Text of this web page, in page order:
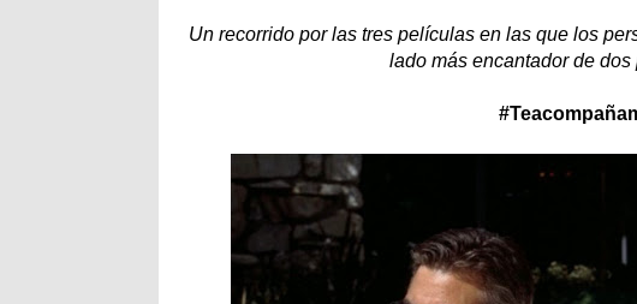
Un recorrido por las tres películas en las que los
lado más encantador de